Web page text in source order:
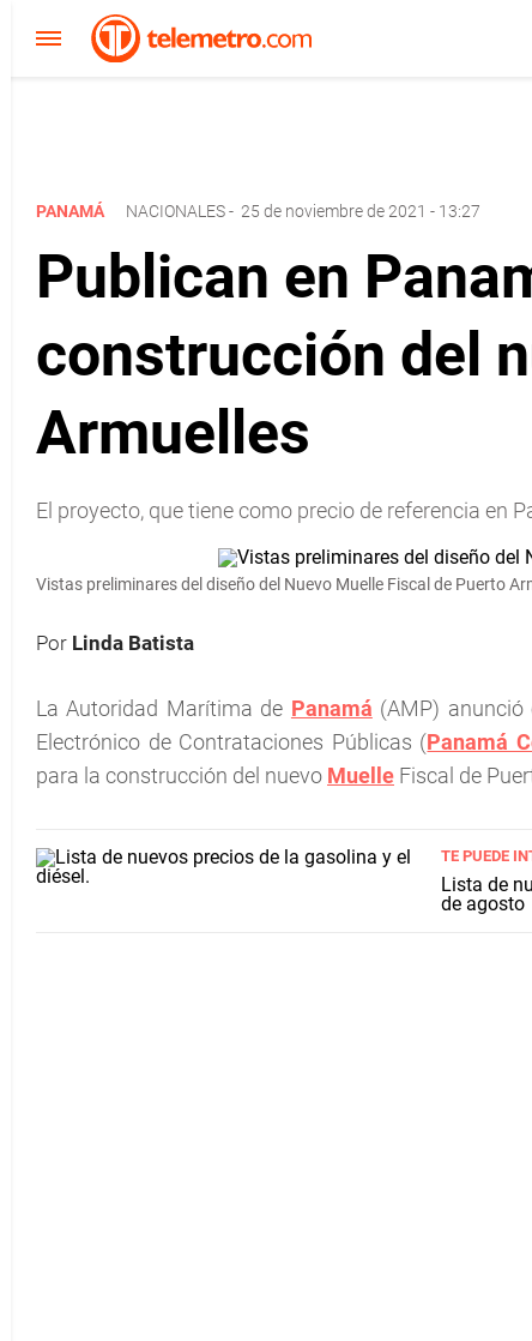
PANAMÁ NACIONALES- 25 de noviembre de 2021 - 13:27
Publican en
construcción del
Armuelles
El proyecto, que tiene como precio de referencia en
Vistas preliminares del diseño del Nuevo Muelle Fiscal de Puerto
Por Linda Batista
La Autoridad Marítima de Panamá (AMP)
Electrónico de Contrataciones Públicas (Panamá
para la construcción del nuevo Muelle Fiscal de
TE PUEDE
Lista de
de agosto